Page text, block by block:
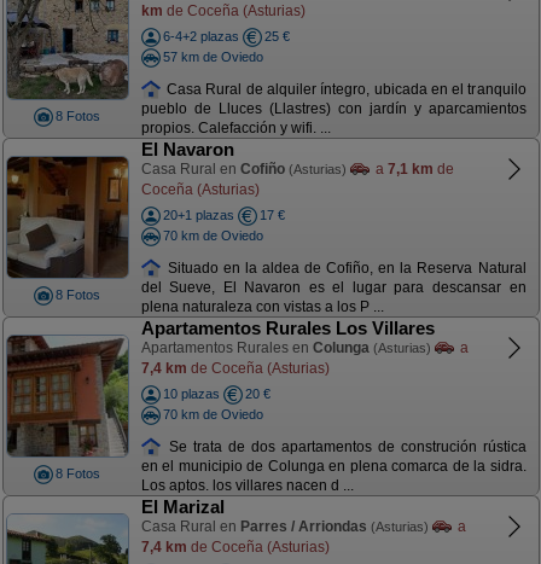
8 Fotos
km de Coceña (Asturias)
6-4+2 plazas
25 €
57 km de Oviedo
Casa Rural de alquiler íntegro, ubicada en el tranquilo
pueblo de Lluces (Llastres) con jardín y aparcamientos
propios. Calefacción y wifi. ...
8 Fotos
El Navaron
Casa Rural en Cofiño (Asturias) a 7,1 km de
Coceña (Asturias)
20+1 plazas
17 €
70 km de Oviedo
Situado en la aldea de Cofiño, en la Reserva Natural
del Sueve, El Navaron es el lugar para descansar en
plena naturaleza con vistas a los P ...
8 Fotos
Apartamentos Rurales Los Villares
Apartamentos Rurales en Colunga (Asturias)
a
7,4 km de Coceña (Asturias)
10 plazas
20 €
70 km de Oviedo
Se trata de dos apartamentos de construción rústica
en el municipio de Colunga en plena comarca de la sidra.
Los aptos. los villares nacen d ...
El Marizal
Casa Rural en Parres / Arriondas (Asturias)
a
7,4 km de Coceña (Asturias)